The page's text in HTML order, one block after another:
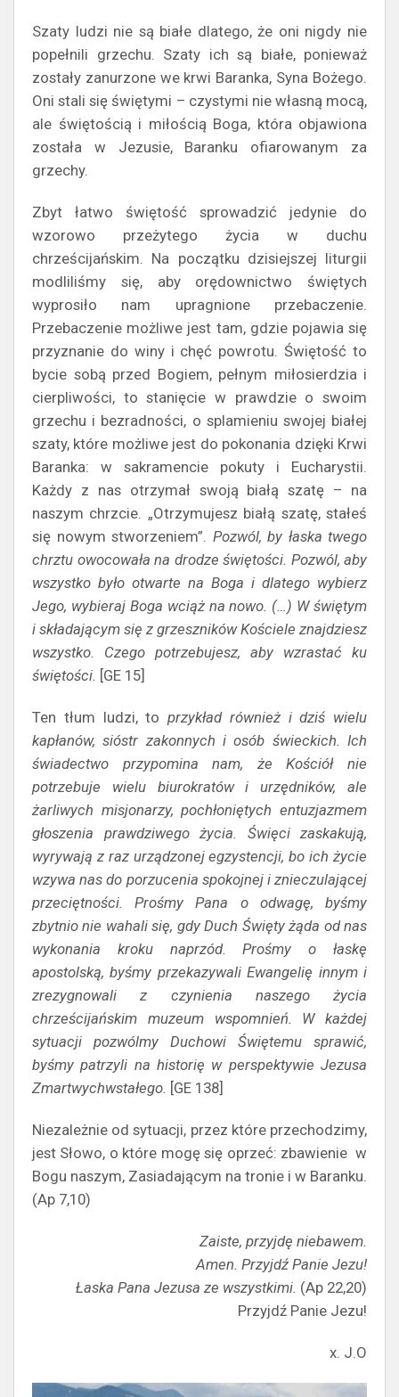
Szaty ludzi nie są białe dlatego, że oni nigdy nie
popełnili grzechu. Szaty ich są białe, ponieważ
zostały zanurzone we krwi Baranka, Syna Bożego.
Oni stali się świętymi – czystymi nie własną mocą,
ale świętością i miłością Boga, która objawiona
została w Jezusie, Baranku ofiarowanym za
grzechy.
Zbyt łatwo świętość sprowadzić jedynie do
wzorowo przeżytego życia w duchu
chrześcijańskim. Na początku dzisiejszej liturgii
modliliśmy się, aby orędownictwo świętych
wyprosiło nam upragnione przebaczenie.
Przebaczenie możliwe jest tam, gdzie pojawia się
przyznanie do winy i chęć powrotu. Świętość to
bycie sobą przed Bogiem, pełnym miłosierdzia i
cierpliwości, to stanięcie w prawdzie o swoim
grzechu i bezradności, o splamieniu swojej białej
szaty, które możliwe jest do pokonania dzięki Krwi
Baranka: w sakramencie pokuty i Eucharystii.
Każdy z nas otrzymał swoją białą szatę – na
naszym chrzcie. „Otrzymujesz białą szatę, stałeś
się nowym stworzeniem”. Pozwól, by łaska twego
chrztu owocowała na drodze świętości. Pozwól, aby
wszystko było otwarte na Boga i dlatego wybierz
Jego, wybieraj Boga wciąż na nowo. (…) W świętym
i składającym się z grzeszników Kościele znajdziesz
wszystko. Czego potrzebujesz, aby wzrastać ku
świętości. [GE 15]
Ten tłum ludzi, to przykład również i dziś wielu
kapłanów, sióstr zakonnych i osób świeckich. Ich
świadectwo przypomina nam, że Kościół nie
potrzebuje wielu biurokratów i urzędników, ale
żarliwych misjonarzy, pochłoniętych entuzjazmem
głoszenia prawdziwego życia. Święci zaskakują,
wyrywają z raz urządzonej egzystencji, bo ich życie
wzywa nas do porzucenia spokojnej i znieczulającej
przeciętności. Prośmy Pana o odwagę, byśmy
zbytnio nie wahali się, gdy Duch Święty żąda od nas
wykonania kroku naprzód. Prośmy o łaskę
apostolską, byśmy przekazywali Ewangelię innym i
zrezygnowali z czynienia naszego życia
chrześcijańskim muzeum wspomnień. W każdej
sytuacji pozwólmy Duchowi Świętemu sprawić,
byśmy patrzyli na historię w perspektywie Jezusa
Zmartwychwstałego. [GE 138]
Niezależnie od sytuacji, przez które przechodzimy,
jest Słowo, o które mogę się oprzeć: zbawienie w
Bogu naszym, Zasiadającym na tronie i w Baranku.
(Ap 7,10)
Zaiste, przyjdę niebawem.
Amen. Przyjdź Panie Jezu!
Łaska Pana Jezusa ze wszystkimi. (Ap 22,20)
Przyjdź Panie Jezu!
x. J.O